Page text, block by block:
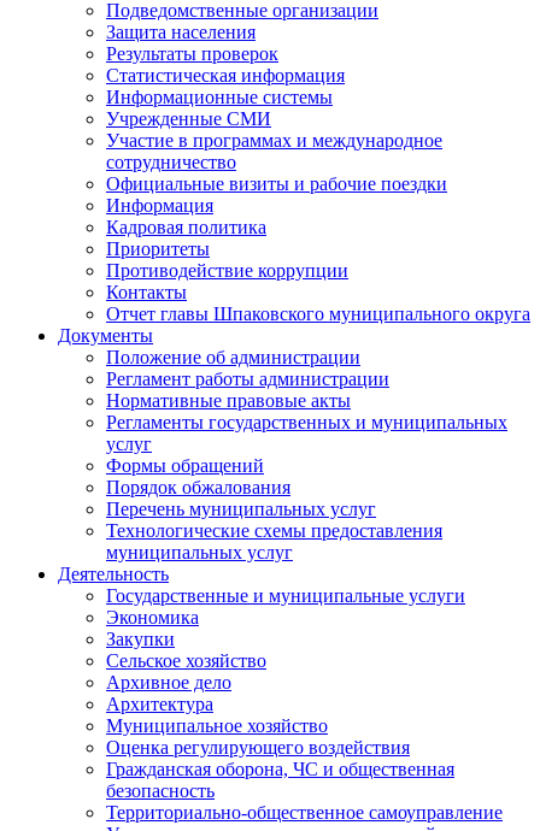
Подведомственные организации
Защита населения
Результаты проверок
Статистическая информация
Информационные системы
Учрежденные СМИ
Участие в программах и международное
сотрудничество
Официальные визиты и рабочие поездки
Информация
Кадровая политика
Приоритеты
Противодействие коррупции
Контакты
Отчет главы Шпаковского муниципального округа
Документы
Положение об администрации
Регламент работы администрации
Нормативные правовые акты
Регламенты государственных и муниципальных
услуг
Формы обращений
Порядок обжалования
Перечень муниципальных услуг
Технологические схемы предоставления
муниципальных услуг
Деятельность
Государственные и муниципальные услуги
Экономика
Закупки
Сельское хозяйство
Архивное дело
Архитектура
Муниципальное хозяйство
Оценка регулирующего воздействия
Гражданская оборона, ЧС и общественная
безопасность
Территориально-общественное самоуправление